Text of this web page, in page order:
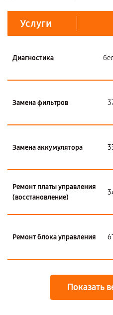
Услуги
Диагностика
Замена фильтров
Замена аккумулятора
Ремонт платы управления
(восстановление)
Ремонт блока управления
Показать